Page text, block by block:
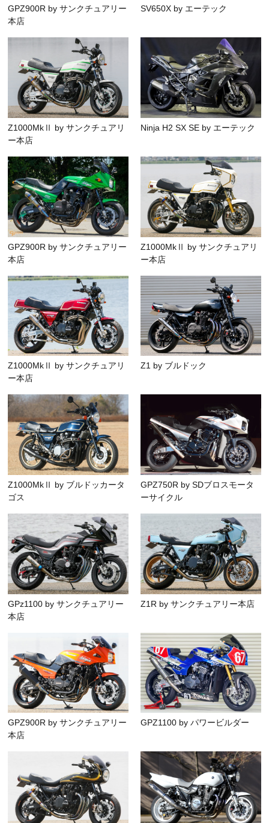
GPZ900R by サンクチュアリー
本店
SV650X by エーテック
Z1000MkⅡ by サンクチュアリ
ー本店
Ninja H2 SX SE by エーテック
GPZ900R by サンクチュアリー
本店
Z1000MkⅡ by サンクチュアリ
ー本店
Z1000MkⅡ by サンクチュアリ
ー本店
Z1 by ブルドック
Z1000MkⅡ by ブルドッカータ
ゴス
GPZ750R by SDブロスモータ
ーサイクル
GPz1100 by サンクチュアリー
本店
Z1R by サンクチュアリー本店
GPZ900R by サンクチュアリー
本店
GPZ1100 by パワービルダー